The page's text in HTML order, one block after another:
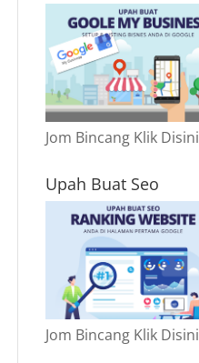
Jom Bincang Klik Disini
Upah Buat Seo
Jom Bincang Klik Disini